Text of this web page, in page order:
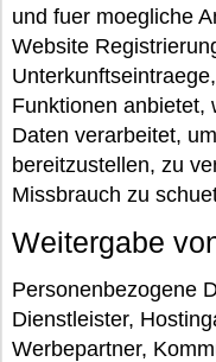
und fuer moegliche
Website
Funktionen anbietet,
Daten verarbeitet,
bereitzustellen, zu
Missbrauch zu
Weitergabe
Personenbezogene
Dienstleister,
Werbepartner,